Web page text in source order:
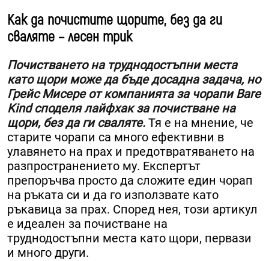
Как да почистите щорите, без да ги
сваляте – лесен трик
Почистването на труднодостъпни места
като щори може да бъде досадна задача, но
Грейс Мисере от компанията за чорапи Bare
Kind споделя лайфхак за почистване на
щори, без да ги сваляте. Тя е на мнение, че
старите чорапи са много ефективни в
улавянето на прах и предотвратяването на
разпространението му. Експертът
препоръчва просто да сложите един чорап
на ръката си и да го използвате като
ръкавица за прах. Според нея, този артикул
е идеален за почистване на
труднодостъпни места като щори, первази
и много други.